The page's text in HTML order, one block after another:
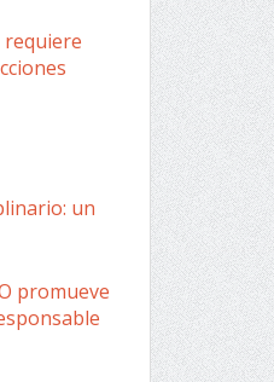
requiere
un
promueve